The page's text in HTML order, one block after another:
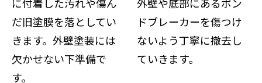
に付着した汚れや傷ん
だ旧塗膜を落としてい
きます。外壁塗装には
欠かせない下準備で
す。
外壁や底部にあるボン
ドブレーカーを傷つけ
ないよう丁寧に撤去し
ていきます。